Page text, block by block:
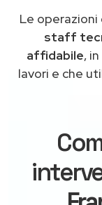
Le operazioni
staff
affidabile,
lavori e che